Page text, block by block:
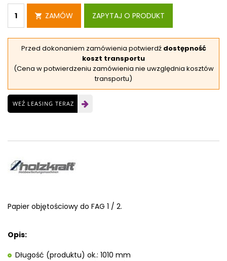
ZAMÓW ZAPYTAJ O PRODUKT
Przed dokonaniem zamówienia potwierdź dostępność
koszt transportu
(Cena w potwierdzeniu zamówienia nie uwzględnia kosztów
transportu)
WEŹ LEASING TERAZ
Papier objętościowy do FAG 1 / 2.
Opis:
Długość (produktu) ok.: 1010 mm